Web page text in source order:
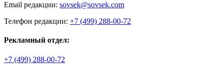
Email редакции: sovsek@sovsek.com
Телефон редакции: +7 (499) 288-00-72
Рекламный отдел:
+7 (499) 288-00-72